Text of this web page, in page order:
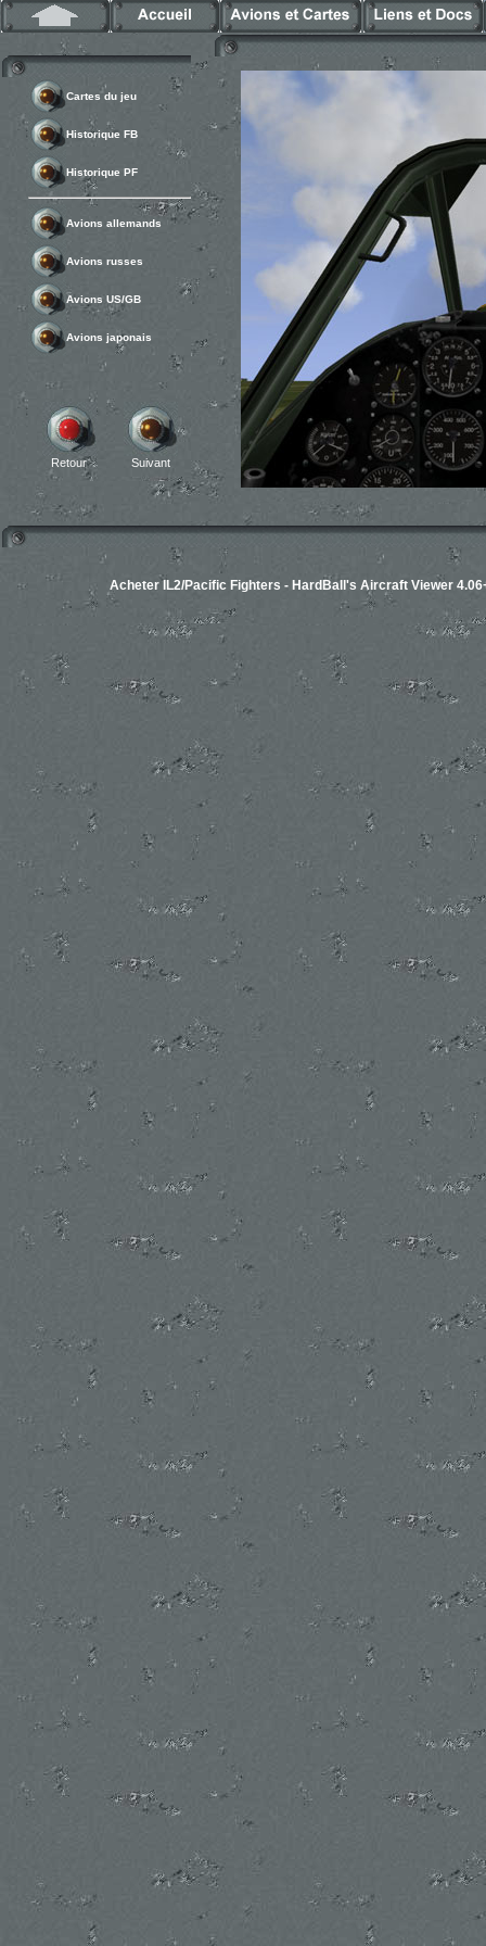
Cartes du jeu
Historique FB
Historique PF
Avions allemands
Avions russes
Avions US/GB
Avions japonais
Retour Suivant
Acheter IL2/Pacific Fighters - HardBall's Aircraft Viewer